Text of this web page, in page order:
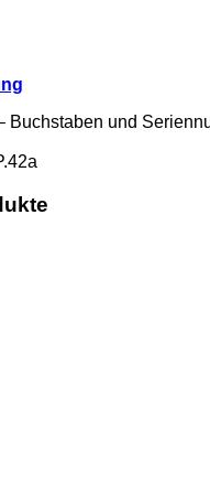
Buchstaben und